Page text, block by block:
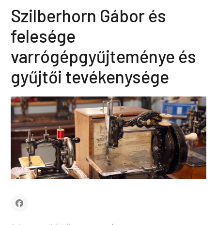
Szilberhorn Gábor és
felesége
varrógépgyűjteménye és
gyűjtői tevékenysége